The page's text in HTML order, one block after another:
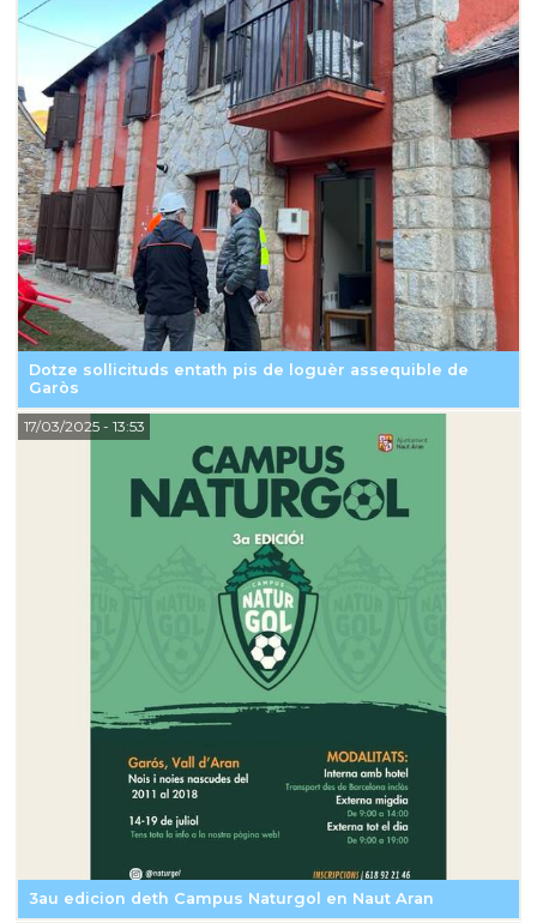
Dotze sollicituds entath pis de loguèr assequible de
Garòs
3au edicion deth Campus Naturgol en Naut Aran
17/03/2025- 13:53